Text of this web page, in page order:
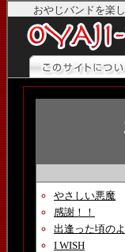
おやじバンドを楽
やさしい悪魔
感謝！！
出逢った頃の
I WISH